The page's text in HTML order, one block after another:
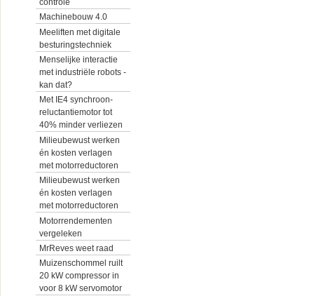
controle
Machinebouw 4.0
Meeliften met digitale
besturingstechniek
Menselijke interactie
met industriële robots -
kan dat?
Met IE4 synchroon-
reluctantiemotor tot
40% minder verliezen
Milieubewust werken
én kosten verlagen
met motorreductoren
Milieubewust werken
én kosten verlagen
met motorreductoren
Motorrendementen
vergeleken
MrReves weet raad
Muizenschommel ruilt
20 kW compressor in
voor 8 kW servomotor